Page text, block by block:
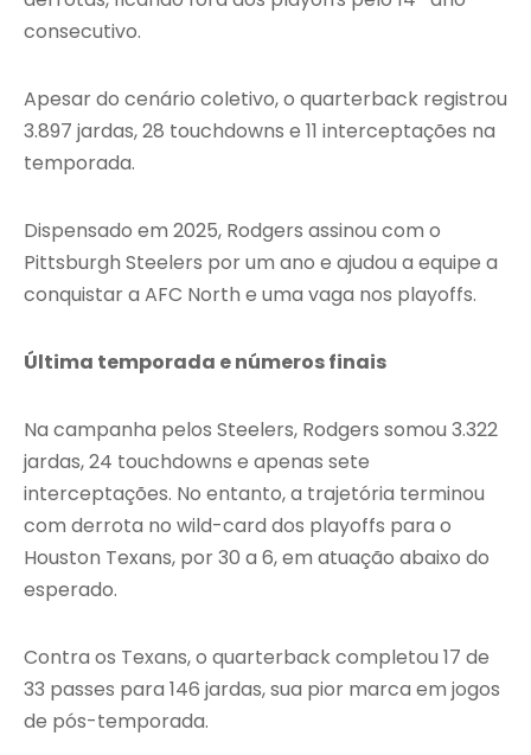
consecutivo.
Apesar do cenário coletivo, o quarterback registrou
3.897 jardas, 28 touchdowns e 11 interceptações na
temporada.
Dispensado em 2025, Rodgers assinou com o
Pittsburgh Steelers por um ano e ajudou a equipe a
conquistar a AFC North e uma vaga nos playoffs.
Última temporada e números finais
Na campanha pelos Steelers, Rodgers somou 3.322
jardas, 24 touchdowns e apenas sete
interceptações. No entanto, a trajetória terminou
com derrota no wild-card dos playoffs para o
Houston Texans, por 30 a 6, em atuação abaixo do
esperado.
Contra os Texans, o quarterback completou 17 de
33 passes para 146 jardas, sua pior marca em jogos
de pós-temporada.